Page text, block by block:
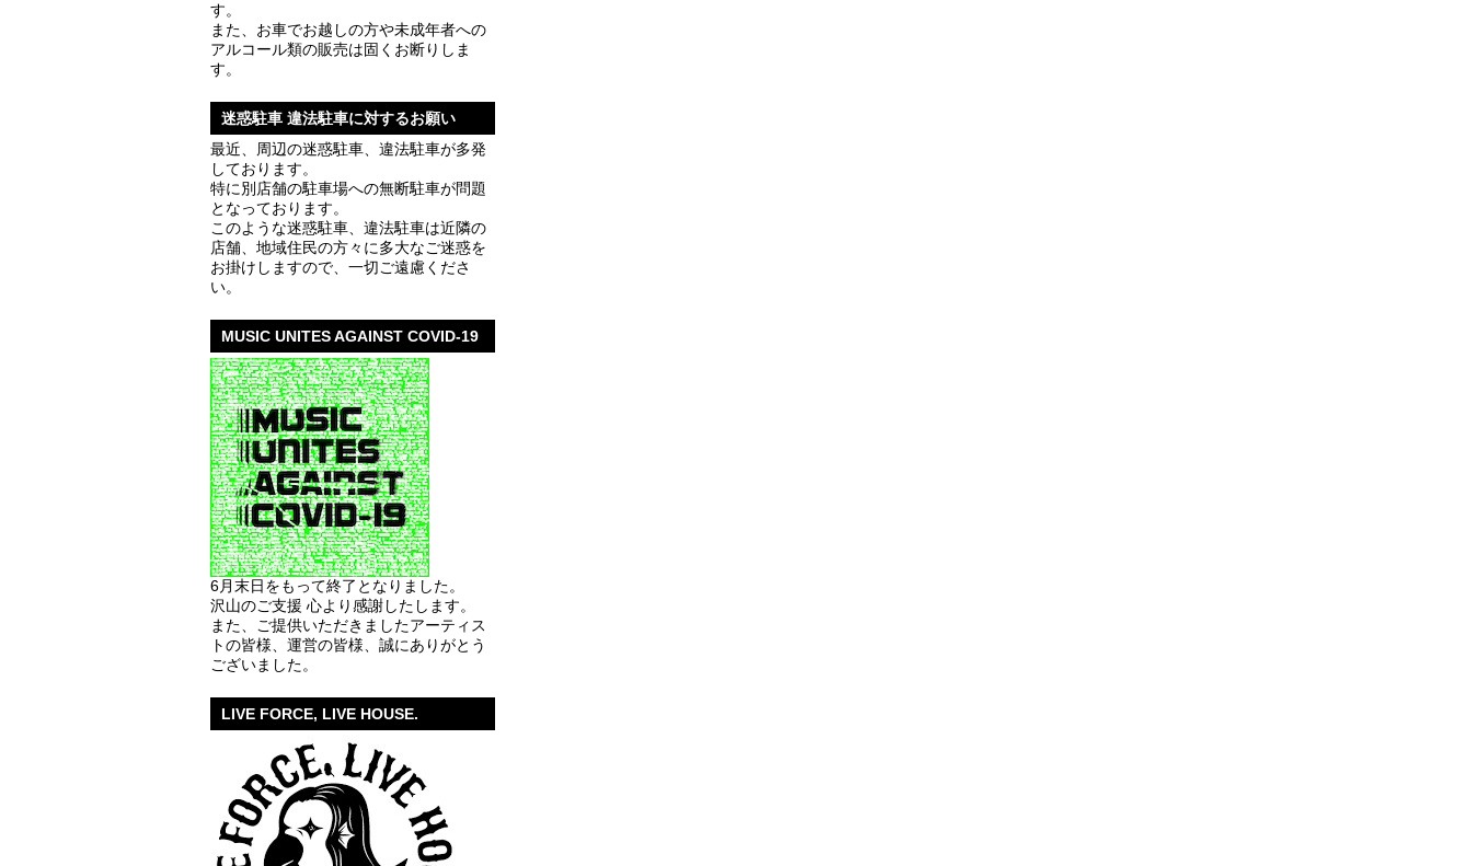
す。
また、お車でお越しの方や未成年者への
アルコール類の販売は固くお断りしま
す。
迷惑駐車 違法駐車に対するお願い
最近、周辺の迷惑駐車、違法駐車が多発
しております。
特に別店舗の駐車場への無断駐車が問題
となっております。
このような迷惑駐車、違法駐車は近隣の
店舗、地域住民の方々に多大なご迷惑を
お掛けしますので、一切ご遠慮くださ
い。
MUSIC UNITES AGAINST COVID-19
6月末日をもって終了となりました。
沢山のご支援 心より感謝したします。
また、ご提供いただきましたアーティス
トの皆様、運営の皆様、誠にありがとう
ございました。
LIVE FORCE, LIVE HOUSE.